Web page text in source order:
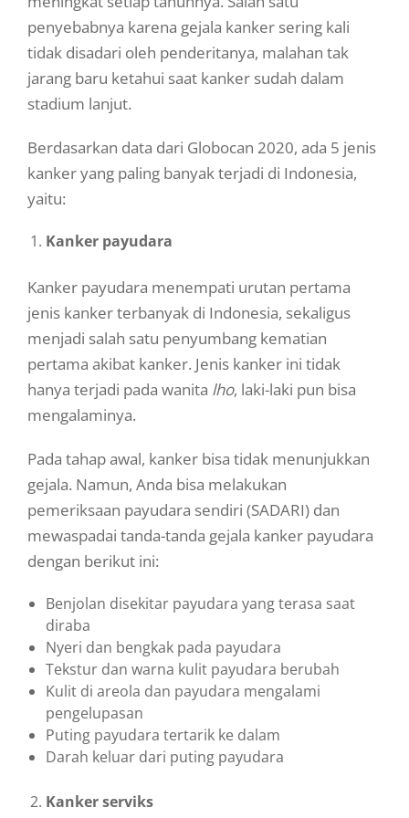
penyebabnya karena gejala kanker sering kali
tidak disadari oleh penderitanya, malahan tak
jarang baru ketahui saat kanker sudah dalam
stadium lanjut.
Berdasarkan data dari Globocan 2020, ada 5 jenis
kanker yang paling banyak terjadi di Indonesia,
yaitu:
Kanker payudara
Kanker payudara menempati urutan pertama
jenis kanker terbanyak di Indonesia, sekaligus
menjadi salah satu penyumbang kematian
pertama akibat kanker. Jenis kanker ini tidak
hanya terjadi pada wanita lho, laki-laki pun bisa
mengalaminya.
Pada tahap awal, kanker bisa tidak menunjukkan
gejala. Namun, Anda bisa melakukan
pemeriksaan payudara sendiri (SADARI) dan
mewaspadai tanda-tanda gejala kanker payudara
dengan berikut ini:
Benjolan disekitar payudara yang terasa saat
diraba
Nyeri dan bengkak pada payudara
Tekstur dan warna kulit payudara berubah
Kulit di areola dan payudara mengalami
pengelupasan
Puting payudara tertarik ke dalam
Darah keluar dari puting payudara
Kanker serviks